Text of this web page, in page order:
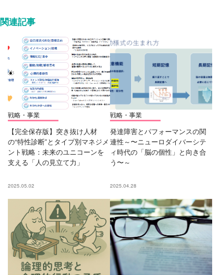
関連記事
戦略・事業
【完全保存版】突き抜け人材
の“特性診断”とタイプ別マネジメ
ント戦略：未来のユニコーンを
支える「人の見立て力」
2025.05.02
戦略・事業
発達障害とパフォーマンスの関
連性～〜ニューロダイバーシテ
ィ時代の「脳の個性」と向き合
う〜～
2025.04.28